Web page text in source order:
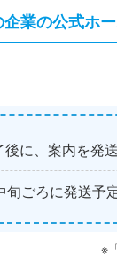
企業の公式ホ
に、案内を発
旬ごろに発送予
※